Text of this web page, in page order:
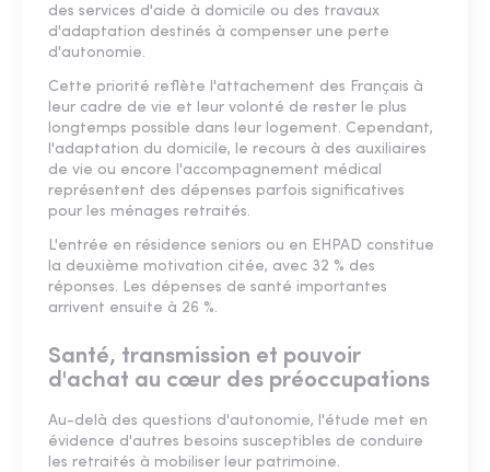
des services d'aide à domicile ou des travaux
d'adaptation destinés à compenser une perte
d'autonomie.
Cette priorité reflète l'attachement des Français à
leur cadre de vie et leur volonté de rester le plus
longtemps possible dans leur logement. Cependant,
l'adaptation du domicile, le recours à des auxiliaires
de vie ou encore l'accompagnement médical
représentent des dépenses parfois significatives
pour les ménages retraités.
L'entrée en résidence seniors ou en EHPAD constitue
la deuxième motivation citée, avec 32 % des
réponses. Les dépenses de santé importantes
arrivent ensuite à 26 %.
Santé, transmission et pouvoir
d'achat au cœur des préoccupations
Au-delà des questions d'autonomie, l'étude met en
évidence d'autres besoins susceptibles de conduire
les retraités à mobiliser leur patrimoine.